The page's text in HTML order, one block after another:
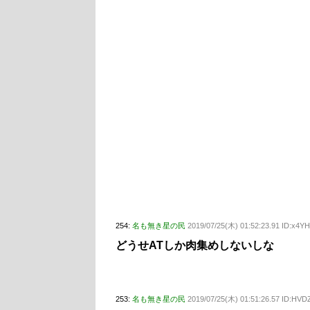
254: 名も無き星の民 2019/07/25(木) 01:52:23.91
どうせATしか肉集めしないしな
253: 名も無き星の民 2019/07/25(木) 01:51:26.57